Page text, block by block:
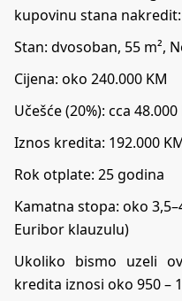
kupovinu stana nakredit:
Stan: dvosoban, 55 m²,
Cijena: oko 240.000 KM
Učešće (20%): cca 48.000
Iznos kredita: 192.000
Rok otplate: 25 godina
Kamatna stopa: oko
Euribor klauzulu)
Ukoliko bismo uzeli
kredita iznosi oko 950 –